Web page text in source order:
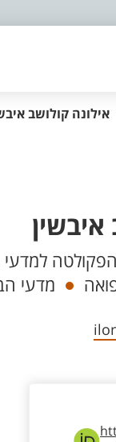
אילונה קולושב
איבשין
הפקולטה למדעי
מדעי